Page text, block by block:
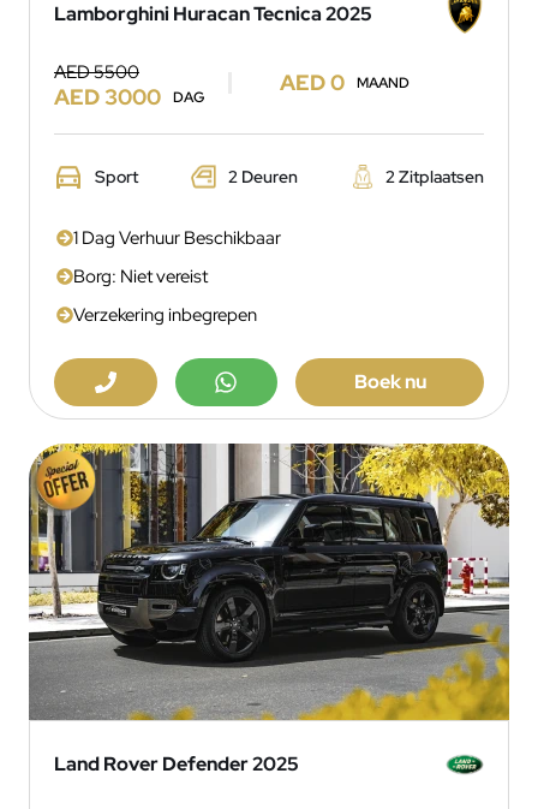
Lamborghini Huracan Tecnica 2025
AED 5500
AED 3000 DAG
AED 0 MAAND
Sport 2 Deuren 2 Zitplaatsen
1 Dag Verhuur Beschikbaar
Borg: Niet vereist
Verzekering inbegrepen
Boek nu
Land Rover Defender 2025